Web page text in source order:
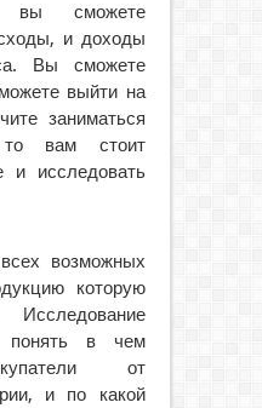
вы сможете
и доходы
Вы сможете
выйти на
заниматься
то вам стоит
и исследовать
возможных
которую
понять в чем
от
и по какой